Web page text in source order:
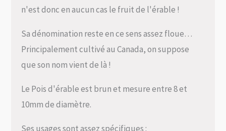
n'est donc en aucun cas le fruit de l'érable !
Sa dénomination reste en ce sens assez floue…
Principalement cultivé au Canada, on suppose
que son nom vient de là !
Le Pois d'érable est brun et mesure entre 8 et
10mm de diamètre.
Ses usages sont assez spécifiques :